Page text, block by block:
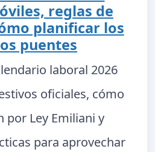
reglas de
planificar los
puentes
laboral 2026
oficiales, cómo
por Ley Emiliani y
para aprovechar